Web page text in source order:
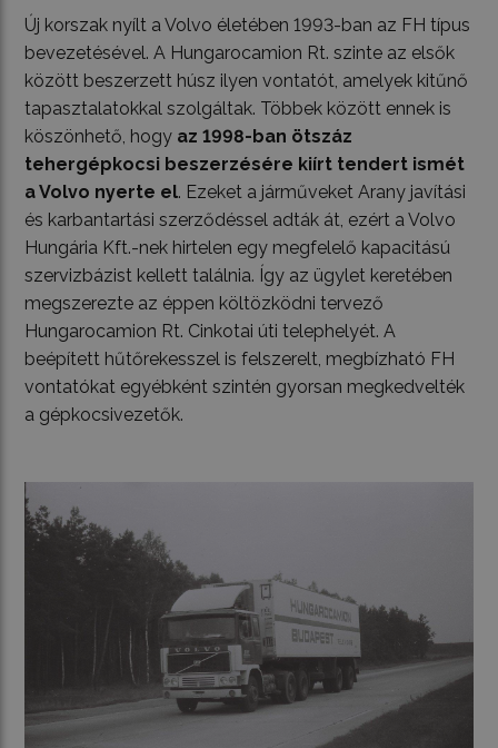
Új korszak nyílt a Volvo életében 1993-ban az FH típus
bevezetésével. A Hungarocamion Rt. szinte az elsők
között beszerzett húsz ilyen vontatót, amelyek kitűnő
tapasztalatokkal szolgáltak. Többek között ennek is
köszönhető, hogy az 1998-ban ötszáz
tehergépkocsi beszerzésére kiírt tendert ismét
a Volvo nyerte el. Ezeket a járműveket Arany javítási
és karbantartási szerződéssel adták át, ezért a Volvo
Hungária Kft.-nek hirtelen egy megfelelő kapacitású
szervizbázist kellett találnia. Így az ügylet keretében
megszerezte az éppen költözködni tervező
Hungarocamion Rt. Cinkotai úti telephelyét. A
beépített hűtőrekesszel is felszerelt, megbízható FH
vontatókat egyébként szintén gyorsan megkedvelték
a gépkocsivezetők.